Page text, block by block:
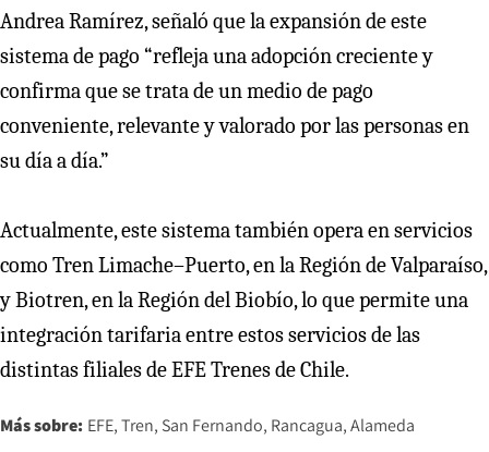
Andrea Ramírez, señaló que la expansión de este
sistema de pago “refleja una adopción creciente y
confirma que se trata de un medio de pago
conveniente, relevante y valorado por las personas en
su día a día.”
Actualmente, este sistema también opera en servicios
como Tren Limache–Puerto, en la Región de Valparaíso,
y Biotren, en la Región del Biobío, lo que permite una
integración tarifaria entre estos servicios de las
distintas filiales de EFE Trenes de Chile.
Más sobre: EFE Tren San Fernando Rancagua Alameda